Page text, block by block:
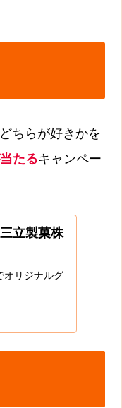
ちらが好きかを
たるキャンペー
立製菓株
オリジナルグ